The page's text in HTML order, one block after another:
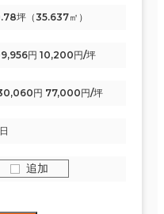
坪（35.637㎡）
円 10,200円/坪
円 77,000円/坪
追加